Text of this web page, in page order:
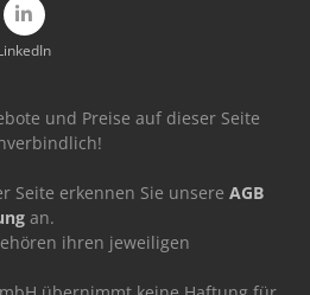
und Preise auf dieser Seite
Seite erkennen Sie unsere AGB
an.
ihren jeweiligen